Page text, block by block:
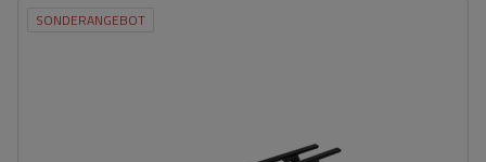
SONDERANGEBOT